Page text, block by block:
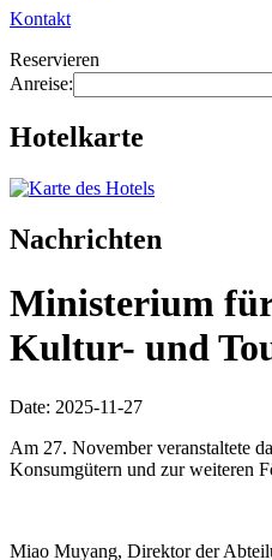
Kontakt
Reservieren
Anreise:
Hotelkarte
Nachrichten
Ministerium
Kultur- und
Date: 2025-11-27
Am 27. November veranstaltete
Konsumgütern und zur weiteren
Miao Muyang, Direktor der